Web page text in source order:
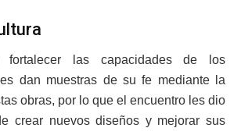
las capacidades de los
dan muestras de su fe mediante la
obras, por lo que el encuentro les dio
crear nuevos diseños y mejorar sus